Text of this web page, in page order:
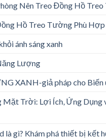
Nên Treo Đồng Hồ
Hồ Treo Tường Phù Hợp
ánh sáng xanh
Lượng
XANH-giả pháp cho Biến
Mặt Trời: Lợi Ích, Ứng Dụng
là gì? Khám phá thiết bị kết